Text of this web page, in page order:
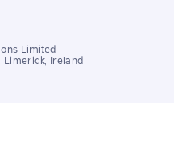
Limited
Limerick, Ireland